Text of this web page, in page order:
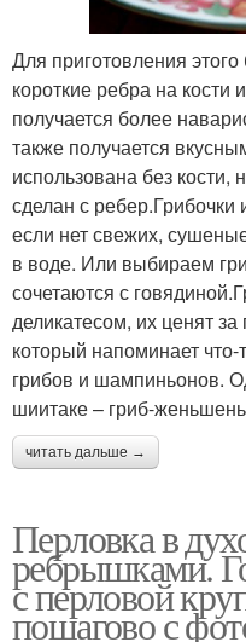
Для приготовления
короткие ребра на кости
получается более
также получается
использована без кости,
сделан с
если нет свежих,
в воде. Или выбираем
сочетаются с
деликатесом, их ценят
который напоминает
грибов и шампиньонов.
шиитаке – гриб-
читать дальше →
Перловка в
ребрышками.
с перловой
пошагово с